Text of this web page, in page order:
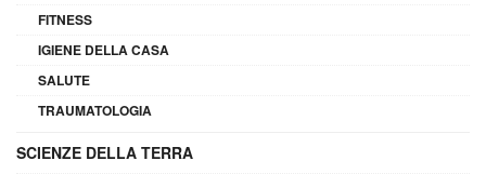
FITNESS
IGIENE DELLA CASA
SALUTE
TRAUMATOLOGIA
SCIENZE DELLA TERRA